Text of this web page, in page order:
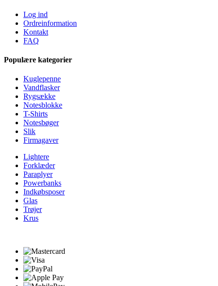
Log ind
Ordreinformation
Kontakt
FAQ
Populære kategorier
Kuglepenne
Vandflasker
Rygsække
Notesblokke
T-Shirts
Notesbøger
Slik
Firmagaver
Lightere
Forklæder
Paraplyer
Powerbanks
Indkøbsposer
Glas
Trøjer
Krus